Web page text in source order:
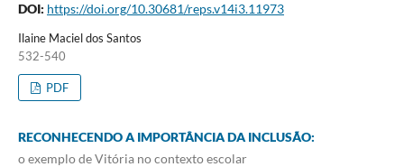
DOI: https://doi.org/10.30681/reps.v14i3.11973
Ilaine Maciel dos Santos
532-540
PDF
RECONHECENDO A IMPORTÂNCIA DA INCLUSÃO:
o exemplo de Vitória no contexto escolar